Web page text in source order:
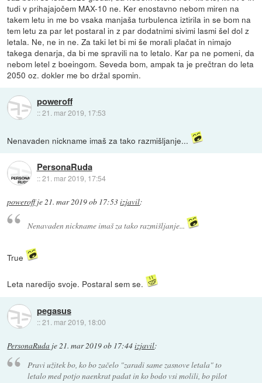
tudi v prihajajočem MAX-10 ne. Ker enostavno nebom miren na
takem letu in me bo vsaka manjaša turbulenca iztirila in se bom na
tem letu za par let postaral in z par dodatnimi sivimi lasmi šel dol z
letala. Ne, ne in ne. Za taki let bi mi še morali plačat in nimajo
takega denarja, da bi me spravili na to letalo. Kar pa ne pomeni, da
nebom letel z boeingom. Seveda bom, ampak ta je prečtran do leta
2050 oz. dokler me bo držal spomin.
poweroff
::21. mar 2019, 17:53
Nenavaden nickname imaš za tako razmišljanje...
PersonaRuda
::21. mar 2019, 17:54
poweroffje21. mar 2019 ob 17:53izjavil:
Nenavaden nickname imaš za tako razmišljanje...
True
Leta naredijo svoje. Postaral sem se.
pegasus
::21. mar 2019, 18:00
PersonaRuda je 21. mar 2019 ob 17:44izjavil:
Pravi užitek bo, ko bo začelo "zaradi same zasnove letala" to
letalo med potjo naenkrat padat in ko bodo vsi molili, bo pilot